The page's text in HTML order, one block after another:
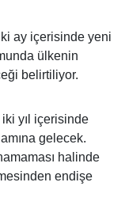
ay içerisinde yeni
ülkenin
belirtiliyor.
iki yıl içerisinde
gelecek.
halinde
endişe